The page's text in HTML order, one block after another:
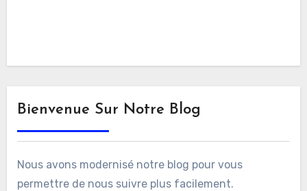
Bienvenue Sur Notre Blog
Nous avons modernisé notre blog pour vous
permettre de nous suivre plus facilement.